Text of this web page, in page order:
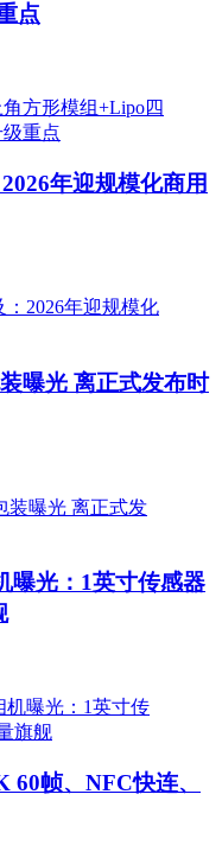
点
年迎规模化商用
曝光 离正式发布时
曝光：1英寸传感器
60帧、NFC快连、